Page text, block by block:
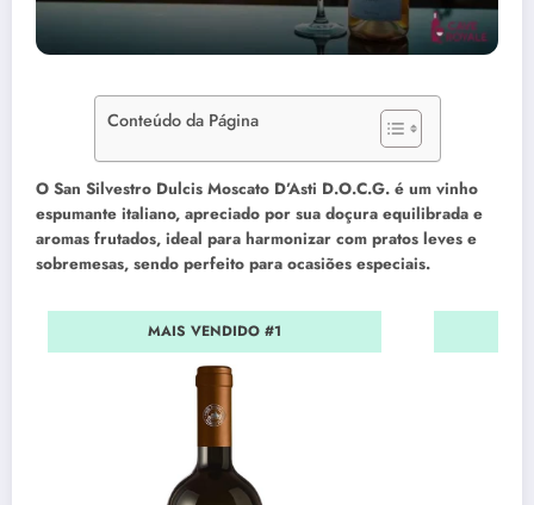
Conteúdo da Página
O San Silvestro Dulcis Moscato D’Asti D.O.C.G. é um vinho
espumante italiano, apreciado por sua doçura equilibrada e
aromas frutados, ideal para harmonizar com pratos leves e
sobremesas, sendo perfeito para ocasiões especiais.
MAIS VENDIDO #1